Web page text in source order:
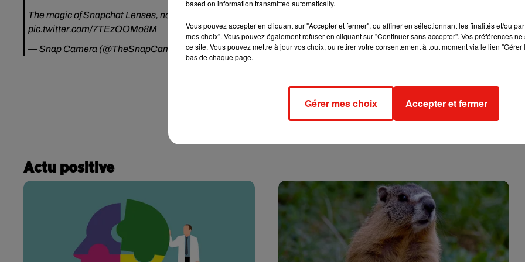
The magic of Snapchat Lenses, now on desktop. Get the app here:
pic.twitter.com/7TEzOOMo8M
— Snap Camera (@TheSnapCamera)26 octobre 2018
Actu positive
based on information transmitted automatically.
Vous pouvez accepter en cliquant sur "Accepter et fermer", ou affiner en sélectionnant les finalités et/ou
mes choix". Vous pouvez également refuser en cliquant sur "Continuer sans accepter". Vos préférences
ce site. Vous pouvez mettre à jour vos choix, ou retirer votre consentement à tout moment via le lien
bas de chaque page.
Gérer mes choix Accepter et fermer